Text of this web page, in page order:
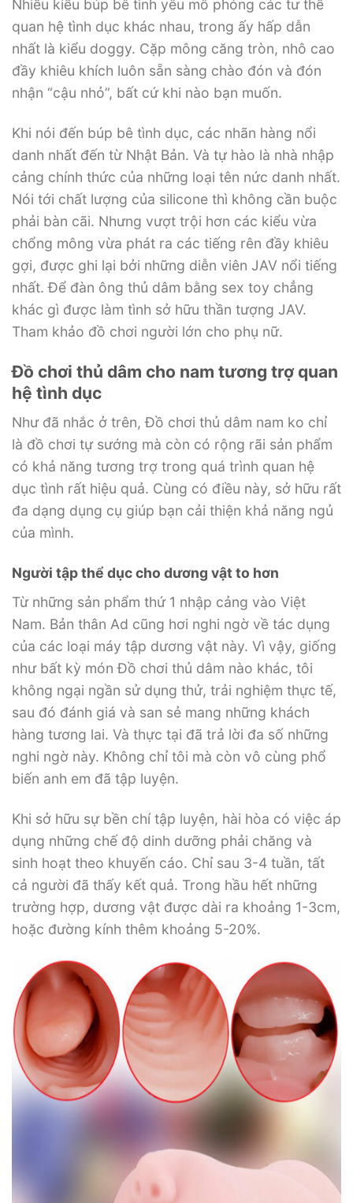
Nhiều kiểu búp bê tình yêu mô phỏng các tư thế
quan hệ tình dục khác nhau, trong ấy hấp dẫn
nhất là kiểu doggy. Cặp mông căng tròn, nhô cao
đầy khiêu khích luôn sẵn sàng chào đón và đón
nhận “cậu nhỏ”, bất cứ khi nào bạn muốn.
Khi nói đến búp bê tình dục, các nhãn hàng nổi
danh nhất đến từ Nhật Bản. Và tự hào là nhà nhập
cảng chính thức của những loại tên nức danh nhất.
Nói tới chất lượng của silicone thì không cần buộc
phải bàn cãi. Nhưng vượt trội hơn các kiểu vừa
chổng mông vừa phát ra các tiếng rên đầy khiêu
gợi, được ghi lại bởi những diễn viên JAV nổi tiếng
nhất. Để đàn ông thủ dâm bằng sex toy chẳng
khác gì được làm tình sở hữu thần tượng JAV.
Tham khảo đồ chơi người lớn cho phụ nữ.
Đồ chơi thủ dâm cho nam tương trợ quan
hệ tình dục
Như đã nhắc ở trên, Đồ chơi thủ dâm nam ko chỉ
là đồ chơi tự sướng mà còn có rộng rãi sản phẩm
có khả năng tương trợ trong quá trình quan hệ
dục tình rất hiệu quả. Cùng có điều này, sở hữu rất
đa dạng dụng cụ giúp bạn cải thiện khả năng ngủ
của mình.
Người tập thể dục cho dương vật to hơn
Từ những sản phẩm thứ 1 nhập cảng vào Việt
Nam. Bản thân Ad cũng hơi nghi ngờ về tác dụng
của các loại máy tập dương vật này. Vì vậy, giống
như bất kỳ món Đồ chơi thủ dâm nào khác, tôi
không ngại ngần sử dụng thử, trải nghiệm thực tế,
sau đó đánh giá và san sẻ mang những khách
hàng tương lai. Và thực tại đã trả lời đa số những
nghi ngờ này. Không chỉ tôi mà còn vô cùng phổ
biến anh em đã tập luyện.
Khi sở hữu sự bền chí tập luyện, hài hòa có việc áp
dụng những chế độ dinh dưỡng phải chăng và
sinh hoạt theo khuyến cáo. Chỉ sau 3-4 tuần, tất
cả người đã thấy kết quả. Trong hầu hết những
trường hợp, dương vật được dài ra khoảng 1-3cm,
hoặc đường kính thêm khoảng 5-20%.